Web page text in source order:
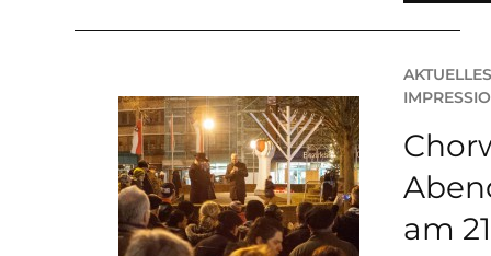
AKTUELLES
am